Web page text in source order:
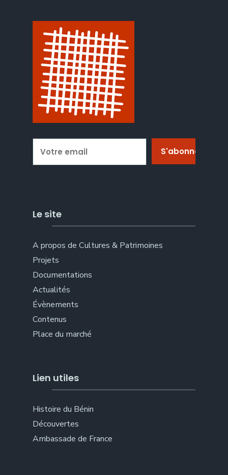
Le site
A propos de Cultures & Patrimoines
Projets
Documentations
Actualités
Évènements
Contenus
Place du marché
Lien utiles
Histoire du Bénin
Découvertes
Ambassade de France